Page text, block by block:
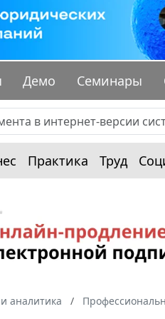
Демо Семинары
Практика Труд
аналитика